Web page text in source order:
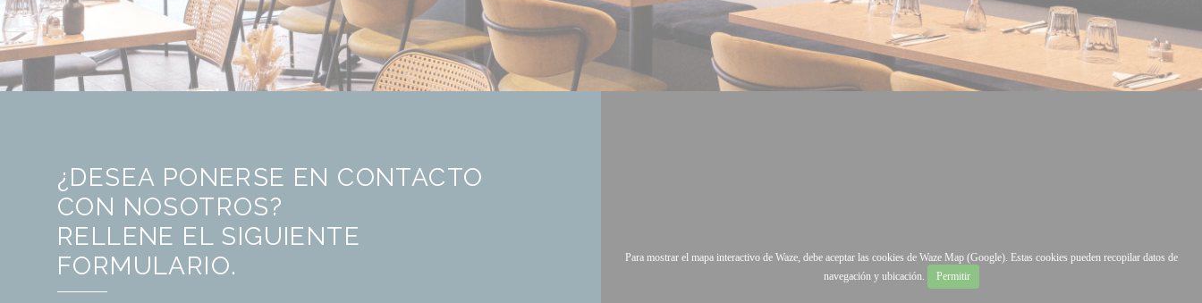
¿DESEA PONERSE EN CONTACTO
CON NOSOTROS?
RELLENE EL SIGUIENTE
FORMULARIO.
Para mostrar el mapa interactivo de Waze, debe aceptar las cookies de Waze Map (Google). Estas cookies pueden recopilar datos de
navegación y ubicación.
Permitir